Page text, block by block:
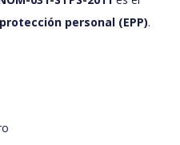
personal (EPP).